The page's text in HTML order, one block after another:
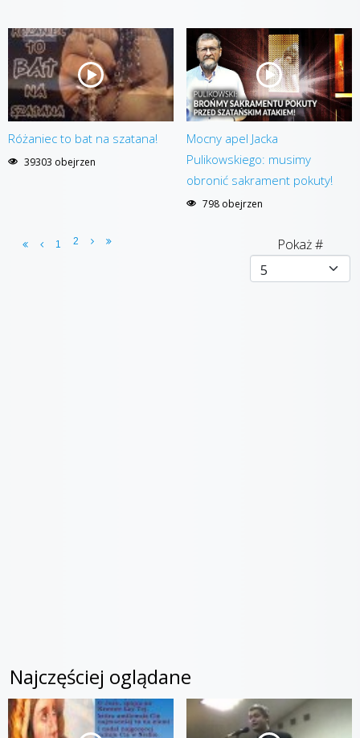
Różaniec to bat na szatana!
39303 obejrzen
Mocny apel Jacka
Pulikowskiego: musimy
obronić sakrament pokuty!
798 obejrzen
Pokaż #
1 2
Najczęściej oglądane